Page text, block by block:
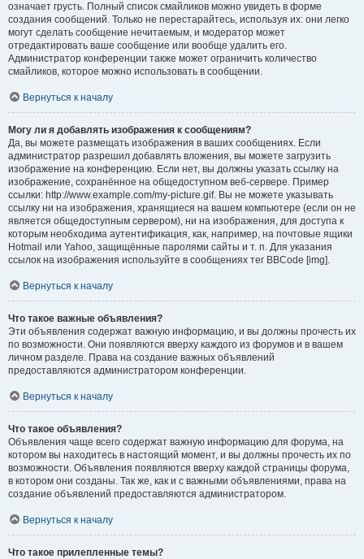
означает грусть. Полный список смайликов можно увидеть в форме
создания сообщений. Только не перестарайтесь, используя их: они легко
могут сделать сообщение нечитаемым, и модератор может
отредактировать ваше сообщение или вообще удалить его.
Администратор конференции также может ограничить количество
смайликов, которое можно использовать в сообщении.
Вернуться к началу
Могу ли я добавлять изображения к сообщениям?
Да, вы можете размещать изображения в ваших сообщениях. Если
администратор разрешил добавлять вложения, вы можете загрузить
изображение на конференцию. Если нет, вы должны указать ссылку на
изображение, сохранённое на общедоступном веб-сервере. Пример
ссылки: http://www.example.com/my-picture.gif. Вы не можете указывать
ссылку ни на изображения, хранящиеся на вашем компьютере (если он не
является общедоступным сервером), ни на изображения, для доступа к
которым необходима аутентификация, как, например, на почтовые ящики
Hotmail или Yahoo, защищённые паролями сайты и т. п. Для указания
ссылок на изображения используйте в сообщениях тег BBCode [img].
Вернуться к началу
Что такое важные объявления?
Эти объявления содержат важную информацию, и вы должны прочесть их
по возможности. Они появляются вверху каждого из форумов и в вашем
личном разделе. Права на создание важных объявлений
предоставляются администратором конференции.
Вернуться к началу
Что такое объявления?
Объявления чаще всего содержат важную информацию для форума, на
котором вы находитесь в настоящий момент, и вы должны прочесть их по
возможности. Объявления появляются вверху каждой страницы форума,
в котором они созданы. Так же, как и с важными объявлениями, права на
создание объявлений предоставляются администратором.
Вернуться к началу
Что такое прилепленные темы?